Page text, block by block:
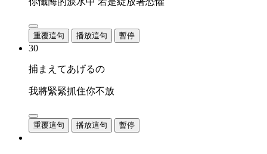
重覆這句 播放這句 暫停
30
捕まえてあげるの
我將緊緊抓住你不放
重覆這句 播放這句 暫停